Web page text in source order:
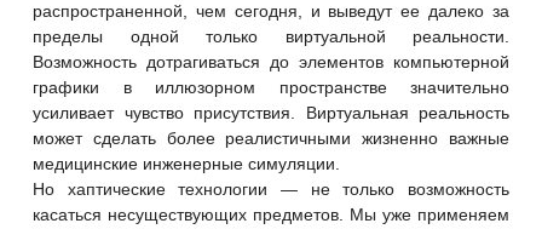
распространенной, чем сегодня, и выведут ее далеко за
пределы одной только виртуальной реальности.
Возможность дотрагиваться до элементов компьютерной
графики в иллюзорном пространстве значительно
усиливает чувство присутствия. Виртуальная реальность
может сделать более реалистичными жизненно важные
медицинские инженерные симуляции.
Но хаптические технологии — не только возможность
касаться несуществующих предметов. Мы уже применяем